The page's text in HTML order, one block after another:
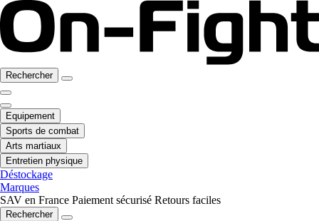
Rechercher
Equipement
Sports de combat
Arts martiaux
Entretien physique
Déstockage
Marques
SAV en France Paiement sécurisé Retours faciles
Rechercher